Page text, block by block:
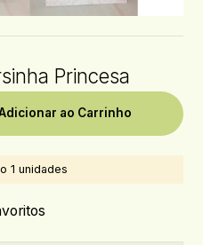
Princesa
ao Carrinho
1 unidades